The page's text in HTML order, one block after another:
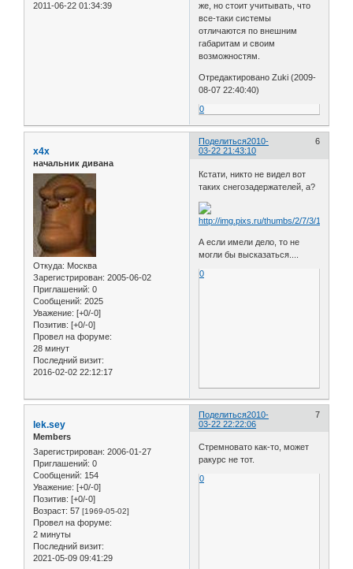
2011-06-22 01:34:39
же, но стоит учитывать, что
все-таки системы
отличаются по внешним
габаритам и своим
возможностям.
Отредактировано Zuki (2009-
08-07 22:40:40)
0
Поделиться 6
2010-
03-22 21:43:10
x4x
начальник дивана
Откуда: Москва
Зарегистрирован: 2005-06-02
Приглашений: 0
Сообщений: 2025
Уважение: [+0/-0]
Позитив: [+0/-0]
Провел на форуме:
28 минут
Последний визит:
2016-02-02 22:12:17
Кстати, никто не видел вот
таких снегозадержателей, а?
А если имели дело, то не
могли бы высказаться....
0
Поделиться 7
2010-
03-22 22:22:06
lek.sey
Members
Зарегистрирован: 2006-01-27
Приглашений: 0
Сообщений: 154
Уважение: [+0/-0]
Позитив: [+0/-0]
Возраст: 57 [1969-05-02]
Провел на форуме:
2 минуты
Последний визит:
2021-05-09 09:41:29
Стремновато как-то, может
ракурс не тот.
0